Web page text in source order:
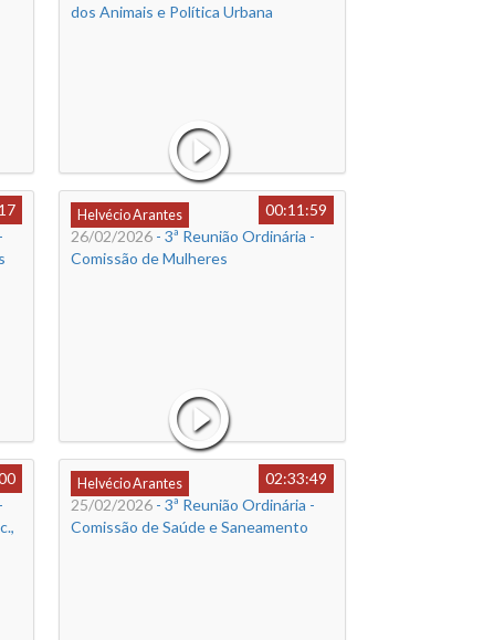
dos Animais e Política Urbana
Helvécio Arantes
00:11:59
26/02/2026 - 3ª Reunião Ordinária -
Comissão de Mulheres
Helvécio Arantes
02:33:49
25/02/2026 - 3ª Reunião Ordinária -
Comissão de Saúde e Saneamento